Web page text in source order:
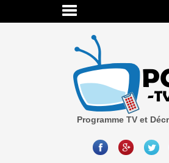
Programme TV et